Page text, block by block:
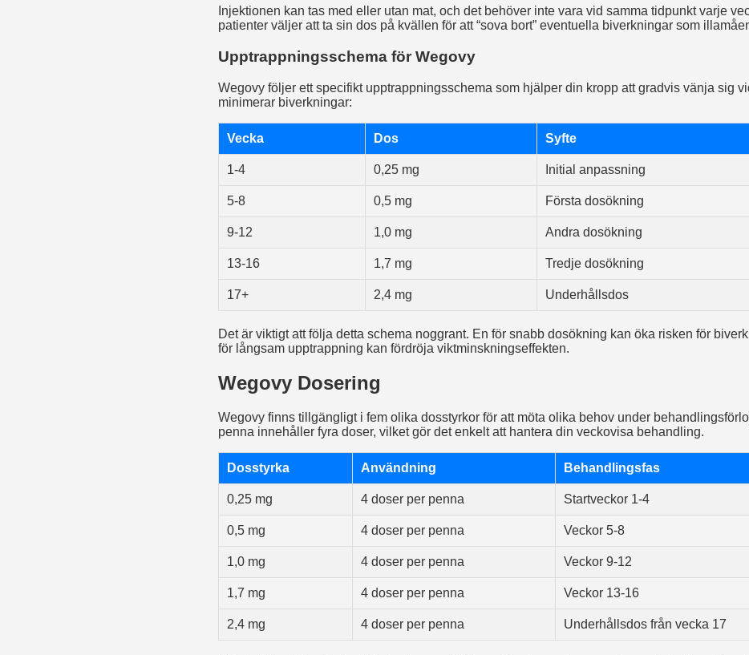
Injektionen kan tas med eller utan mat, och det behöver inte vara vid samma tidpunkt varje
patienter väljer att ta sin dos på kvällen för att “sova bort” eventuella biverkningar som
Upptrappningsschema för Wegovy
Wegovy följer ett specifikt upptrappningsschema som hjälper din kropp att gradvis vänja sig
minimerar biverkningar:
Vecka Dos Syfte
1-4 0,25 mg Initial anpassning
5-8 0,5 mg Första dosökning
9-12 1,0 mg Andra dosökning
13-16 1,7 mg Tredje dosökning
17+ 2,4 mg Underhållsdos
Det är viktigt att följa detta schema noggrant. En för snabb dosökning kan öka risken för
för långsam upptrappning kan fördröja viktminskningseffekten.
Wegovy Dosering
Wegovy finns tillgängligt i fem olika dosstyrkor för att möta olika behov under
penna innehåller fyra doser, vilket gör det enkelt att hantera din veckovisa behandling.
Dosstyrka Användning Behandlingsfas
0,25 mg 4 doser per penna Startveckor 1-4
0,5 mg 4 doser per penna Veckor 5-8
1,0 mg 4 doser per penna Veckor 9-12
1,7 mg 4 doser per penna Veckor 13-16
2,4 mg 4 doser per penna Underhållsdos från vecka 17